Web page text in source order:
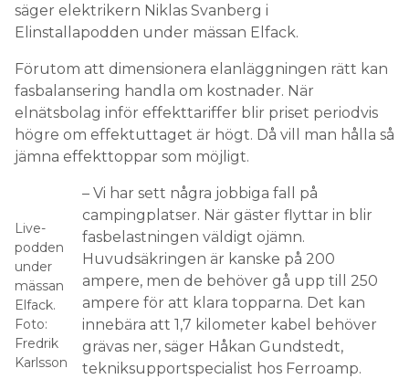
säger elektrikern Niklas Svanberg i
Elinstallapodden under mässan Elfack.
Förutom att dimensionera elanläggningen rätt kan
fasbalansering handla om kostnader. När
elnätsbolag inför effekttariffer blir priset periodvis
högre om effektuttaget är högt. Då vill man hålla så
jämna effekttoppar som möjligt.
Live-
podden
under
mässan
Elfack.
Foto:
Fredrik
Karlsson
– Vi har sett några jobbiga fall på
campingplatser. När gäster flyttar in blir
fasbelastningen väldigt ojämn.
Huvudsäkringen är kanske på 200
ampere, men de behöver gå upp till 250
ampere för att klara topparna. Det kan
innebära att 1,7 kilometer kabel behöver
grävas ner, säger Håkan Gundstedt,
tekniksupportspecialist hos Ferroamp.